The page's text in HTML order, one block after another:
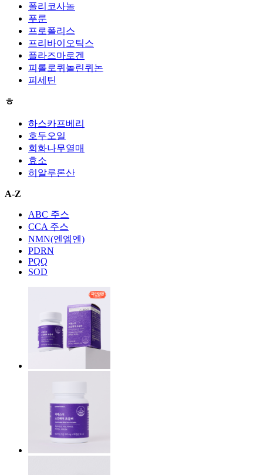
폴리코사놀
푸룬
프로폴리스
프리바이오틱스
플라즈마로겐
피롤로퀴놀린퀴논
피세틴
ㅎ
하스카프베리
호두오일
회화나무열매
효소
히알루론산
A-Z
ABC 주스
CCA 주스
NMN(엔엠엔)
PDRN
PQQ
SOD